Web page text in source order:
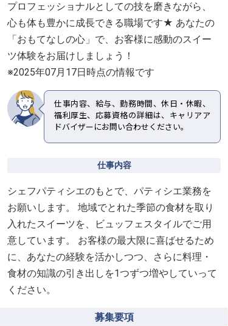
プロフェッショナルとしての技を磨きながら、
心も体も豊かに成長できる職場です★ あなたの
「おもてなしの心」で、お客様に感動のスイー
ツ体験をお届けしましょう！
※2025年07月17日時点の情報です
仕事内容、給与、勤務時間、休日・休暇、
福利厚生、応募資格の詳細は、キャリアア
ドバイザーにお問い合わせください。
仕事内容
シェフパティシエのもとで、パティシエ業務を
お願いします。 地域でとれた季節の食材を取り
入れたスイーツを、ビュッフェスタイルでご用
意しています。 お客様の最大限に喜ばせるため
に、あなたの経験を活かしつつ、さらに料理・
食材の知識の引き出しを1つずつ増やしていって
ください。
募集要項